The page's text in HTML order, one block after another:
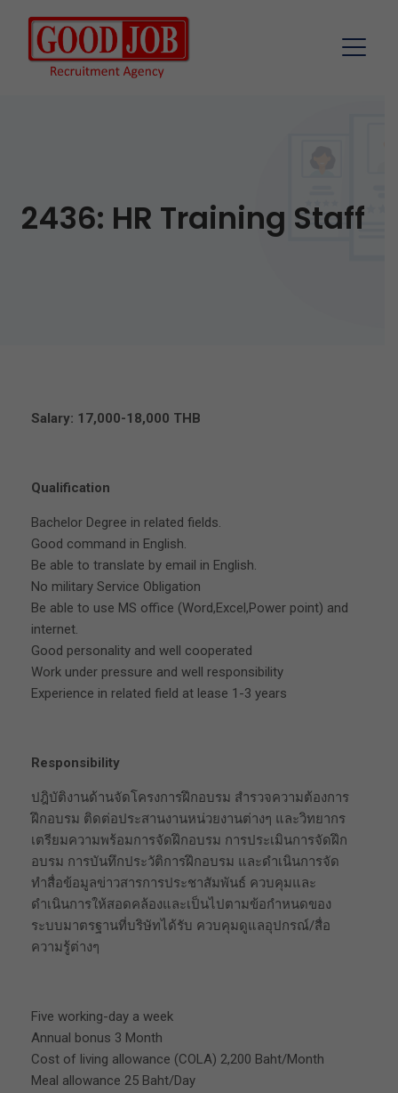
2436: HR Training Staff
Salary: 17,000-18,000 THB
Qualification
Bachelor Degree in related fields.
Good command in English.
Be able to translate by email in English.
No military Service Obligation
Be able to use MS office (Word,Excel,Power point) and
internet.
Good personality and well cooperated
Work under pressure and well responsibility
Experience in related field at lease 1-3 years
Responsibility
ปฎิบัติงานด้านจัดโครงการฝึกอบรม สำรวจความต้องการ
ฝึกอบรม ติดต่อประสานงานหน่วยงานต่างๆ และวิทยากร
เตรียมความพร้อมการจัดฝึกอบรม การประเมินการจัดฝึก
อบรม การบันทึกประวัติการฝึกอบรม และดำเนินการจัด
ทำสื่อข้อมูลข่าวสารการประชาสัมพันธ์ ควบคุมและ
ดำเนินการให้สอดคล้องและเป็นไปตามข้อกำหนดของ
ระบบมาตรฐานที่บริษัทได้รับ ควบคุมดูแลอุปกรณ์/สื่อ
ความรู้ต่างๆ
Five working-day a week
Annual bonus 3 Month
Cost of living allowance (COLA) 2,200 Baht/Month
Meal allowance 25 Baht/Day